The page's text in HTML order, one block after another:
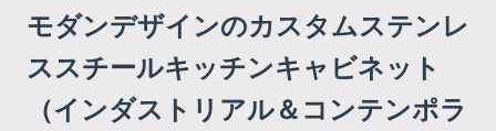
モダンデザインのカスタムステンレ
ススチールキッチンキャビネット
（インダストリアル＆コンテンポラ